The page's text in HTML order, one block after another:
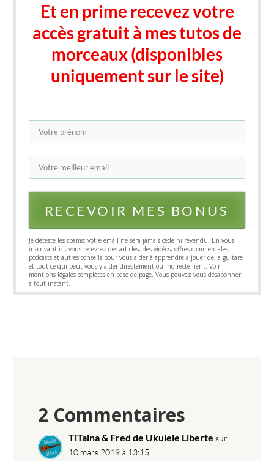
Et en prime recevez votre
accès gratuit à mes tutos de
morceaux (disponibles
uniquement sur le site)
RECEVOIR MES BONUS
​​Je ​déteste les spams: votre email ne sera jamais cédé ni revendu​. En vous
inscrivant ici, vous recevrez des articles, des vidéos, offres commerciales,
podcasts et autres conseils pour vous aider à ​apprendre à jouer de la guitare
et tout ce qui peut vous y aider directement ou indirectement. Voir
mentions légales complètes en base de page. Vous pouvez vous désabonner
à tout instant.
2 Commentaires
TiTaina & Fred de Ukulele Liberte sur
10 mars 2019 à 13:15